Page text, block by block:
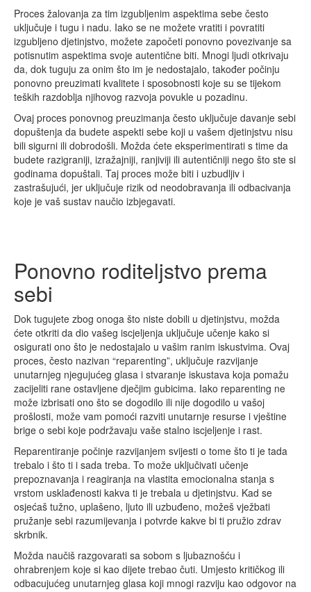
Proces žalovanja za tim izgubljenim aspektima sebe često
uključuje i tugu i nadu. Iako se ne možete vratiti i povratiti
izgubljeno djetinjstvo, možete započeti ponovno povezivanje sa
potisnutim aspektima svoje autentične biti. Mnogi ljudi otkrivaju
da, dok tuguju za onim što im je nedostajalo, također počinju
ponovno preuzimati kvalitete i sposobnosti koje su se tijekom
teških razdoblja njihovog razvoja povukle u pozadinu.
Ovaj proces ponovnog preuzimanja često uključuje davanje sebi
dopuštenja da budete aspekti sebe koji u vašem djetinjstvu nisu
bili sigurni ili dobrodošli. Možda ćete eksperimentirati s time da
budete razigraniji, izražajniji, ranjiviji ili autentičniji nego što ste si
godinama dopuštali. Taj proces može biti i uzbudljiv i
zastrašujući, jer uključuje rizik od neodobravanja ili odbacivanja
koje je vaš sustav naučio izbjegavati.
Ponovno roditeljstvo prema
sebi
Dok tugujete zbog onoga što niste dobili u djetinjstvu, možda
ćete otkriti da dio vašeg iscjeljenja uključuje učenje kako si
osigurati ono što je nedostajalo u vašim ranim iskustvima. Ovaj
proces, često nazivan “reparenting”, uključuje razvijanje
unutarnjeg njegujućeg glasa i stvaranje iskustava koja pomažu
zacijeliti rane ostavljene dječjim gubicima. Iako reparenting ne
može izbrisati ono što se dogodilo ili nije dogodilo u vašoj
prošlosti, može vam pomoći razviti unutarnje resurse i vještine
brige o sebi koje podržavaju vaše stalno iscjeljenje i rast.
Reparentiranje počinje razvijanjem svijesti o tome što ti je tada
trebalo i što ti i sada treba. To može uključivati učenje
prepoznavanja i reagiranja na vlastita emocionalna stanja s
vrstom usklađenosti kakva ti je trebala u djetinjstvu. Kad se
osjećaš tužno, uplašeno, ljuto ili uzbuđeno, možeš vježbati
pružanje sebi razumijevanja i potvrde kakve bi ti pružio zdrav
skrbnik.
Možda naučiš razgovarati sa sobom s ljubaznošću i
ohrabrenjem koje si kao dijete trebao čuti. Umjesto kritičkog ili
odbacujućeg unutarnjeg glasa koji mnogi razviju kao odgovor na